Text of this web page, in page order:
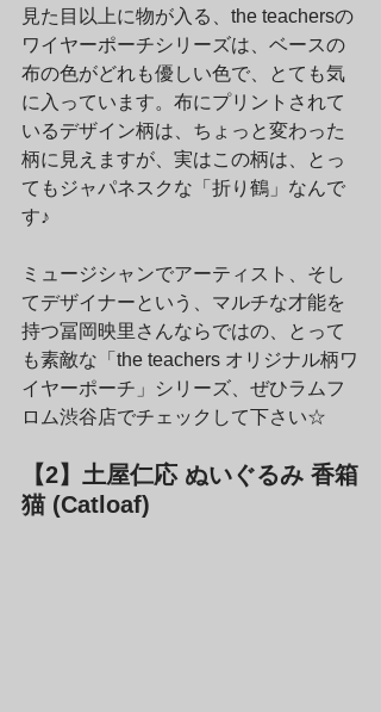
見た目以上に物が入る、the teachersの
ワイヤーポーチシリーズは、ベースの
布の色がどれも優しい色で、とても気
に入っています。布にプリントされて
いるデザイン柄は、ちょっと変わった
柄に見えますが、実はこの柄は、とっ
てもジャパネスクな「折り鶴」なんで
す♪
ミュージシャンでアーティスト、そし
てデザイナーという、マルチな才能を
持つ冨岡映里さんならではの、とって
も素敵な「the teachers オリジナル柄ワ
イヤーポーチ」シリーズ、ぜひラムフ
ロム渋谷店でチェックして下さい☆
【2】土屋仁応 ぬいぐるみ 香箱
猫 (Catloaf)